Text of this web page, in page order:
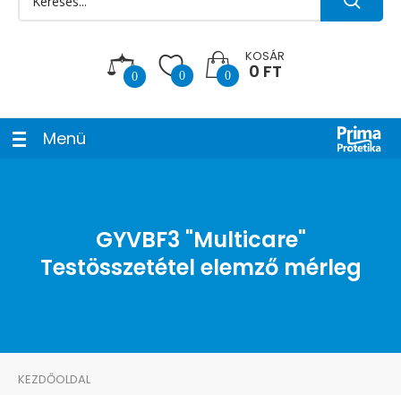
0 0 0
KOSÁR
0 FT
Menü
GYVBF3 "Multicare"
Testösszetétel elemző mérleg
KEZDŐOLDAL